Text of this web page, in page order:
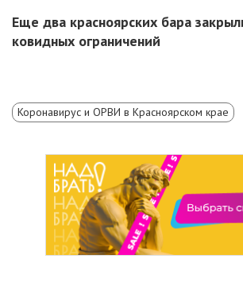
Еще два красноярских бара
ковидных ограничений
Коронавирус и ОРВИ в Красноярском крае